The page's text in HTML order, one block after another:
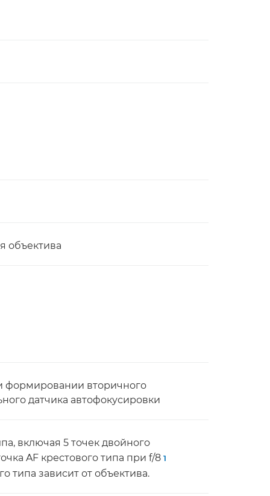
объектива
формировании вторичного
датчика автофокусировки
включая 5 точек двойного
AF крестового типа при f/8 1
типа зависит от объектива.